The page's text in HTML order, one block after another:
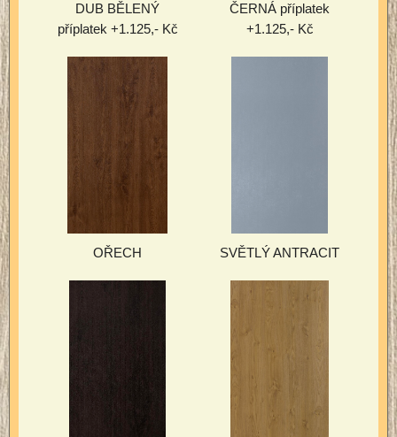
DUB BĚLENÝ
příplatek +1.125,- Kč
ČERNÁ příplatek
+1.125,- Kč
OŘECH SVĚTLÝ ANTRACIT